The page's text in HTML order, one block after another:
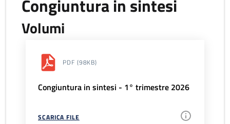
Congiuntura in sintesi
Volumi
PDF (98KB)
Congiuntura in sintesi - 1° trimestre 2026
SCARICA FILE